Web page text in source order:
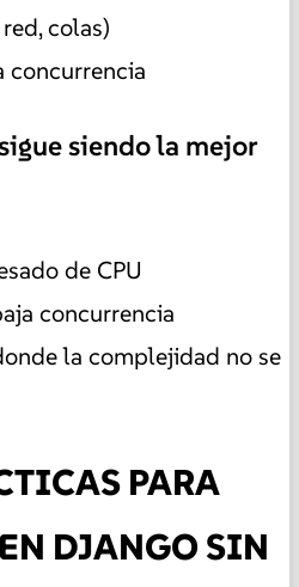
colas)
concurrencia
siendo la mejor
de CPU
concurrencia
la complejidad no se
PARA
DJANGO SIN